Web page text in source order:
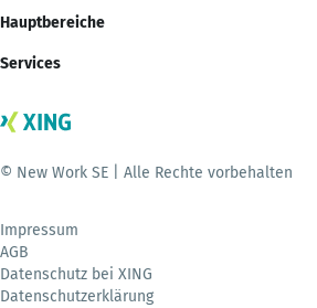
Hauptbereiche
Services
© New Work SE | Alle Rechte vorbehalten
Impressum
AGB
Datenschutz bei XING
Datenschutzerklärung